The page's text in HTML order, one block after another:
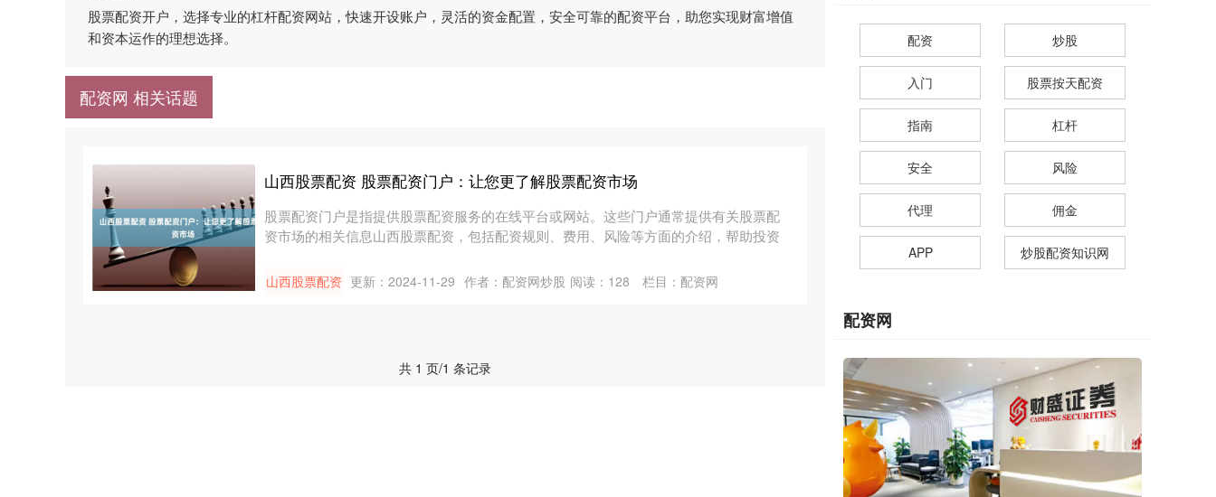
股票配资开户，选择专业的杠杆配资网站，快速开设账户，灵活的资金配置，安全可靠的配资平台，助您实现财富增值
和资本运作的理想选择。
配资网 相关话题
山西股票配资 股票配资门户：让您更了解股票配资市场
股票配资门户是指提供股票配资服务的在线平台或网站。这些门户通常提供有关股票配
资市场的相关信息山西股票配资，包括配资规则、费用、风险等方面的介绍，帮助投资
山西股票配资 更新：2024-11-29 作者：配资网炒股 阅读： 128 栏目： 配资网
共 1 页/1 条记录
配资 炒股
入门 股票按天配资
指南 杠杆
安全 风险
代理 佣金
APP 炒股配资知识网
配资网